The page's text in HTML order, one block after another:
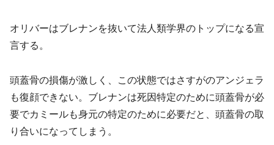
オリバーはブレナンを抜いて法人類学界のトップになる宣
言する。
頭蓋骨の損傷が激しく、この状態ではさすがのアンジェラ
も復顔できない。ブレナンは死因特定のために頭蓋骨が必
要でカミールも身元の特定のために必要だと、頭蓋骨の取
り合いになってしまう。